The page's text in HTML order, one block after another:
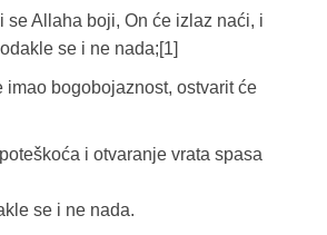
Allaha boji, On će izlaz naći, i
se i ne nada;[1]
imao bogobojaznost, ostvarit će
i otvaranje vrata spasa
se i ne nada.